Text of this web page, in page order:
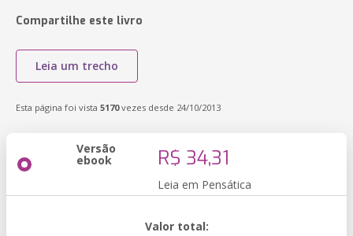
Compartilhe este livro
Leia um trecho
Esta página foi vista 5170vezes desde 24/10/2013
Versão
ebook R$ 34,31
Leia em Pensática
Valor total: